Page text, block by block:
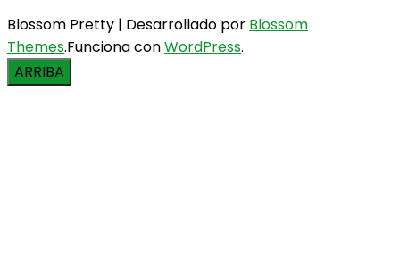
Blossom Pretty | Desarrollado por Blossom
Themes.Funciona conWordPress.
ARRIBA